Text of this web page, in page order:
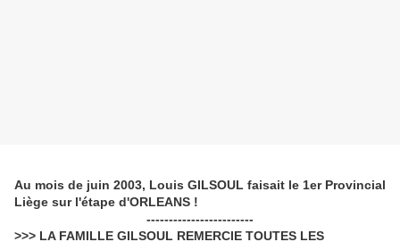
Au mois de juin 2003, Louis GILSOUL faisait le 1er Provincial
Liège sur l'étape d'ORLEANS !
------------------------
>>> LA FAMILLE GILSOUL REMERCIE TOUTES LES